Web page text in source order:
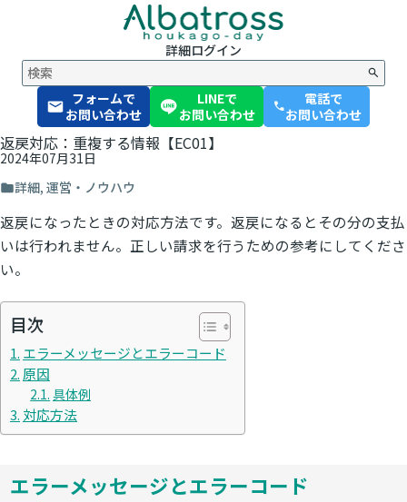
詳細ログイン
フォームで
お問い合わせ
LINEで
お問い合わせ
phone
電話で
お問い合わせ
返戻対応：重複する情報【EC01】
2024年07月31日
詳細, 運営・ノウハウ
返戻になったときの対応方法です。返戻になるとその分の支払
いは行われません。正しい請求を行うための参考にしてくださ
い。
目次
エラーメッセージとエラーコード
原因
具体例
対応方法
エラーメッセージとエラーコード